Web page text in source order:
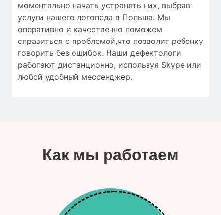
моментально начать устранять них, выбрав
услуги нашего логопеда в Польша. Мы
оперативно и качественно поможем
справиться с проблемой,что позволит ребенку
говорить без ошибок. Наши дефектологи
работают дистанционно, используя Skype или
любой удобный мессенджер.
Как мы работаем